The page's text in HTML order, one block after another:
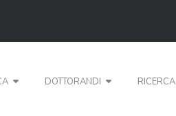
DOTTORANDI RICERCA